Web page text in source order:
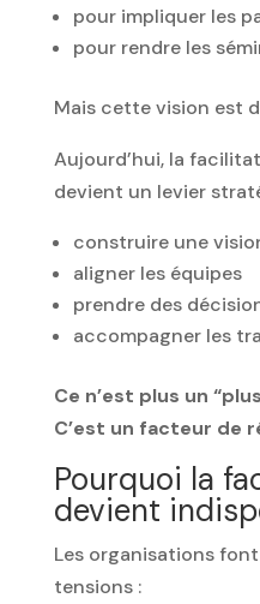
pour impliquer les
pour rendre les
Mais cette vision est
Aujourd’hui, la
devient un levier
construire une
aligner les équipes
prendre des
accompagner les
Ce n’est plus un
C’est un facteur de
Pourquoi la
devient
Les organisations
tensions :